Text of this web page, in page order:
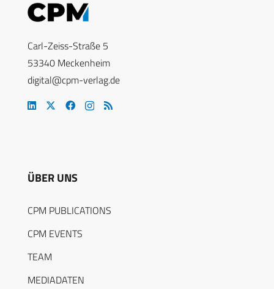
Carl-Zeiss-Straße 5
53340 Meckenheim
digital@cpm-verlag.de
ÜBER UNS
CPM PUBLICATIONS
CPM EVENTS
TEAM
MEDIADATEN